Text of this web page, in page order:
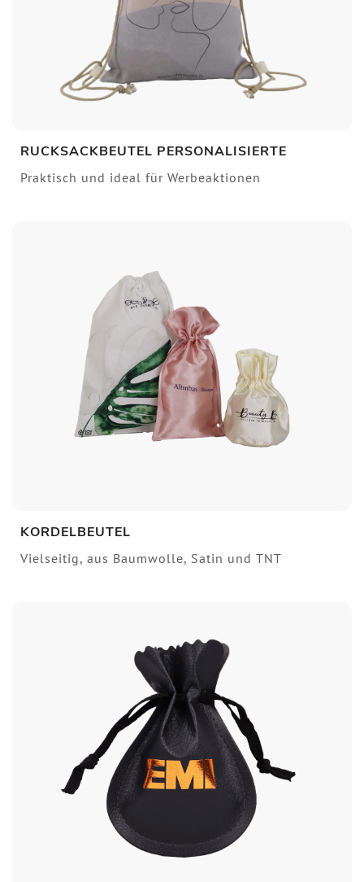
RUCKSACKBEUTEL PERSONALISIERTE
Praktisch und ideal für Werbeaktionen
KORDELBEUTEL
Vielseitig, aus Baumwolle, Satin und TNT